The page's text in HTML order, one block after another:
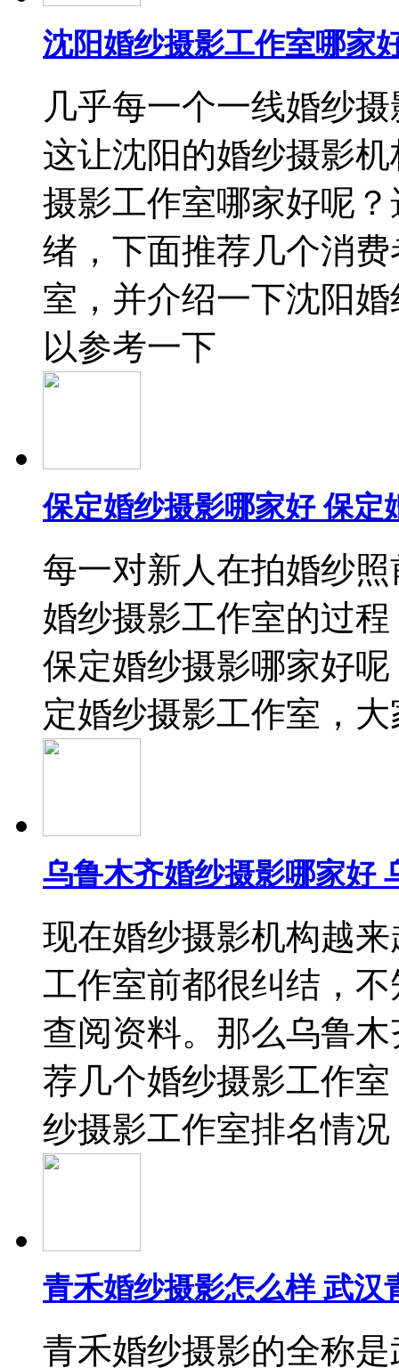
沈阳婚纱摄影工作室哪家
几乎每一个一线婚纱
这让沈阳的婚纱摄影
摄影工作室哪家好呢
绪，下面推荐几个消
室，并介绍一下沈阳
以参考一下
保定婚纱摄影哪家好 保定
每一对新人在拍婚纱
婚纱摄影工作室的过
保定婚纱摄影哪家好
定婚纱摄影工作室，
乌鲁木齐婚纱摄影哪家好
现在婚纱摄影机构越
工作室前都很纠结，
查阅资料。那么乌鲁
荐几个婚纱摄影工作
纱摄影工作室排名情
青禾婚纱摄影怎么样 武汉
青禾婚纱摄影的全称